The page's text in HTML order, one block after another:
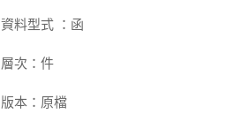
資料型式 ：函
層次：件
版本：原檔